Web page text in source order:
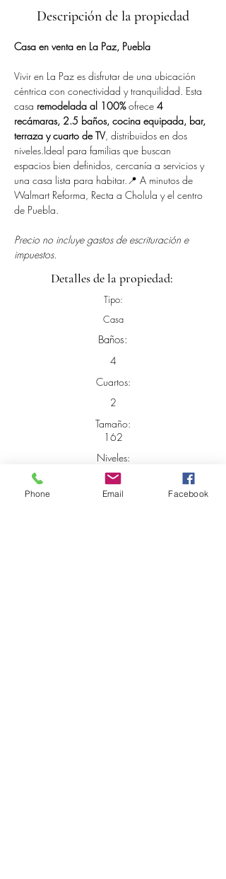
Descripción de la propiedad
Casa en venta en La Paz, Puebla
Vivir en La Paz es disfrutar de una ubicación
céntrica con conectividad y tranquilidad. Esta
casa remodelada al 100% ofrece 4
recámaras, 2.5 baños, cocina equipada, bar,
terraza y cuarto de TV, distribuidos en dos
niveles.Ideal para familias que buscan
espacios bien definidos, cercanía a servicios y
una casa lista para habitar.📍 A minutos de
Walmart Reforma, Recta a Cholula y el centro
de Puebla.
Precio no incluye gastos de escrituración e
impuestos.
Detalles de la propiedad:
Tipo:
Casa
Baños:
4
Cuartos:
2
Tamaño:
162
Niveles:
2
Año de construcción:
Phone Email Facebook